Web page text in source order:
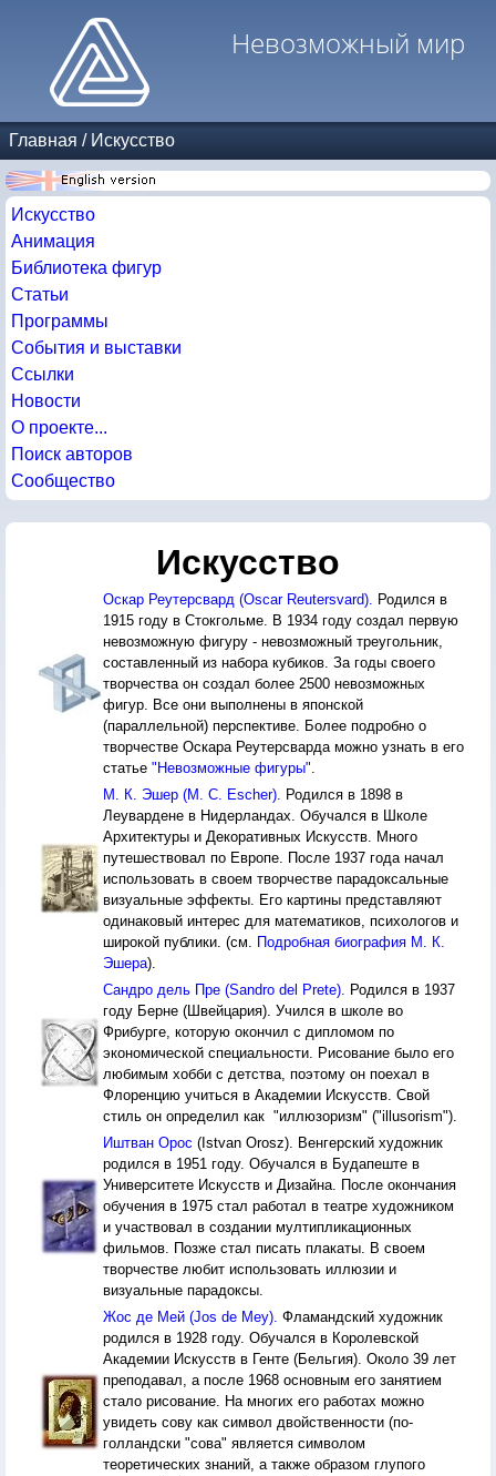
Невозможный мир
Главная / Искусство
Искусство
Анимация
Библиотека фигур
Статьи
Программы
События и выставки
Ссылки
Новости
О проекте...
Поиск авторов
Сообщество
Искусство
Оскар Реутерсвард (Oscar Reutersvard). Родился в
1915 году в Стокгольме. В 1934 году создал первую
невозможную фигуру - невозможный треугольник,
составленный из набора кубиков. За годы своего
творчества он создал более 2500 невозможных
фигур. Все они выполнены в японской
(параллельной) перспективе. Более подробно о
творчестве Оскара Реутерсварда можно узнать в его
статье "Невозможные фигуры".
М. К. Эшер (M. C. Escher). Родился в 1898 в
Леувардене в Нидерландах. Обучался в Школе
Архитектуры и Декоративных Искусств. Много
путешествовал по Европе. После 1937 года начал
использовать в своем творчестве парадоксальные
визуальные эффекты. Его картины представляют
одинаковый интерес для математиков, психологов и
широкой публики. (см. Подробная биография М. К.
Эшера).
Сандро дель Пре (Sandro del Prete). Родился в 1937
году Берне (Швейцария). Учился в школе во
Фрибурге, которую окончил с дипломом по
экономической специальности. Рисование было его
любимым хобби с детства, поэтому он поехал в
Флоренцию учиться в Академии Искусств. Свой
стиль он определил как "иллюзоризм" ("illusorism").
Иштван Орос (Istvan Orosz). Венгерский художник
родился в 1951 году. Обучался в Будапеште в
Университете Искусств и Дизайна. После окончания
обучения в 1975 стал работал в театре художником
и участвовал в создании мултипликационных
фильмов. Позже стал писать плакаты. В своем
творчестве любит использовать иллюзии и
визуальные парадоксы.
Жос де Мей (Jos de Mey). Фламандский художник
родился в 1928 году. Обучался в Королевской
Академии Искусств в Генте (Бельгия). Около 39 лет
преподавал, а после 1968 основным его занятием
стало рисование. На многих его работах можно
увидеть сову как символ двойственности (по-
голландски "сова" является символом
теоретических знаний, а также образом глупого